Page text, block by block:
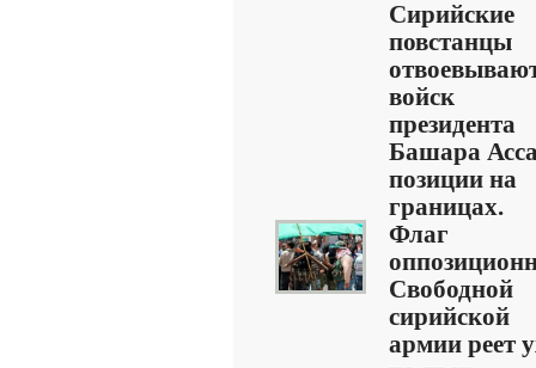
Сирийские
повстанцы
войск
президента
Башара
позиции на
границах.
Флаг
Свободной
сирийской
армии реет